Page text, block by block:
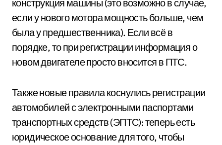
конструкция машины (это возможно в случае,
если у нового мотора мощность больше, чем
была у предшественника). Если всё в
порядке, то при регистрации информация о
новом двигателе просто вносится в ПТС.
Также новые правила коснулись регистрации
автомобилей с электронными паспортами
транспортных средств (ЭПТС): теперь есть
юридическое основание для того, чтобы